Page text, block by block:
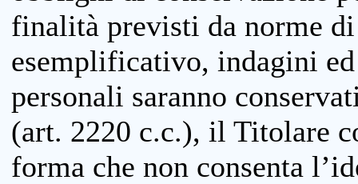
finalità previsti da norme
esemplificativo, indagini
personali saranno
(art. 2220 c.c.), il Titolare
forma che non consenta